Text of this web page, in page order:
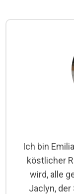
Ich bin
köstlicher
wird, alle
Jaclyn,